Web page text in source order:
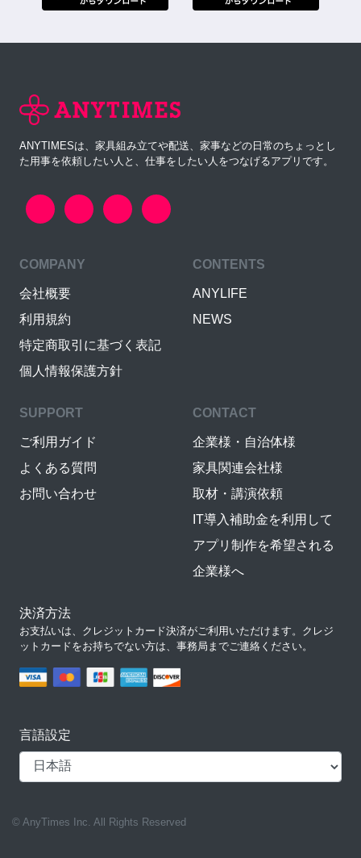
ANYTIMESは、家具組み立てや配送、家事などの日常のちょっとし
た用事を依頼したい人と、仕事をしたい人をつなげるアプリです。
COMPANY
会社概要
利用規約
特定商取引に基づく表記
個人情報保護方針
CONTENTS
ANYLIFE
NEWS
SUPPORT
ご利用ガイド
よくある質問
お問い合わせ
CONTACT
企業様・自治体様
家具関連会社様
取材・講演依頼
IT導入補助金を利用して
アプリ制作を希望される
企業様へ
決済方法
お支払いは、クレジットカード決済がご利用いただけます。クレジ
ットカードをお持ちでない方は、事務局までご連絡ください。
言語設定
© AnyTimes Inc. All Rights Reserved